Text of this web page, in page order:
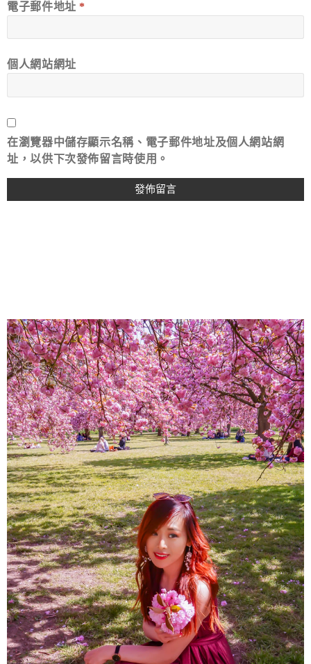
電子郵件地址 *
個人網站網址
在瀏覽器中儲存顯示名稱、電子郵件地址及個人網站網
址，以供下次發佈留言時使用。
About